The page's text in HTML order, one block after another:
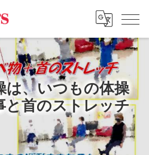
は、いつもの体操
と首のストレッチ